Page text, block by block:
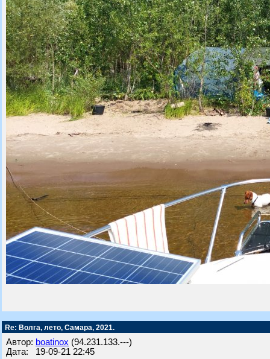
Re: Волга, лето, Самара, 2021.
Автор: boatinox (94.231.133.---)
Дата: 19-09-21 22:45